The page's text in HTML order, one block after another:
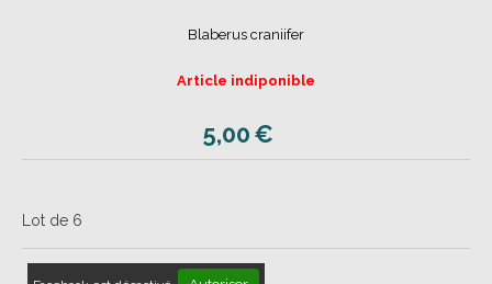
Blaberus craniifer
5,00€
Article indiponible
Lot de 6